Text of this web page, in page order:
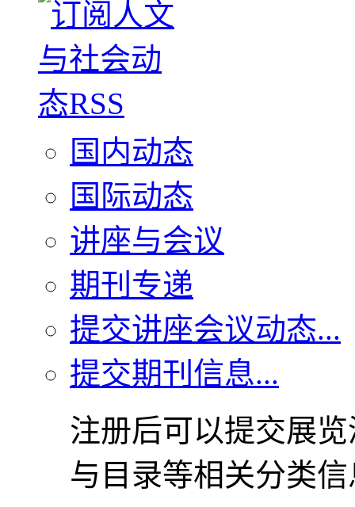
国内动态
国际动态
讲座与会议
期刊专递
提交讲座会议动态...
提交期刊信息...
注册后可以提交展
与目录等相关分类